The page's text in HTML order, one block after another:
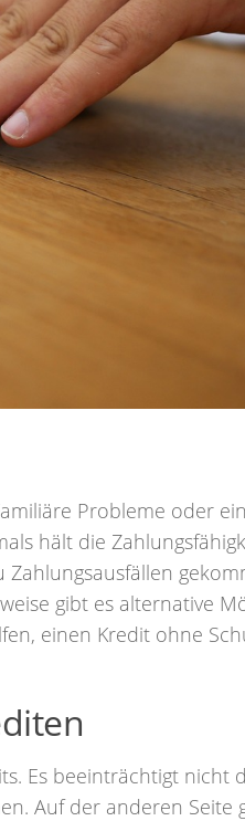
Probleme oder
hält die
gibt es alternative
einen Kredit ohne
Es beeinträchtigt nicht
Auf der anderen Seite